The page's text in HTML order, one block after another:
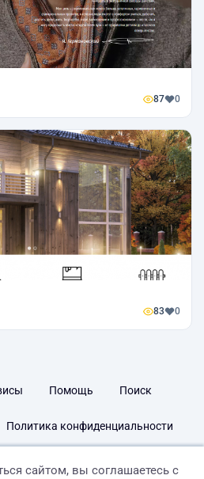
87 0
83 0
Помощь Поиск
Политика конфиденциальности
сайтом, вы соглашаетесь с